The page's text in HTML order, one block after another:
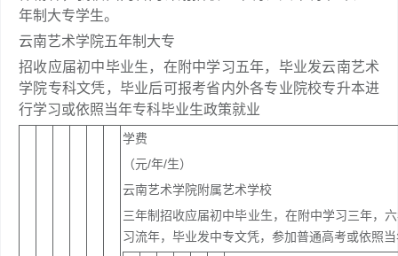
年制大专学生。
云南艺术学院五年制大专
招收应届初中毕业生，在附中学习五年，毕业发云南艺术
学院专科文凭，毕业后可报考省内外各专业院校专升本进
行学习或依照当年专科毕业生政策就业
学费
（元/年/生）
云南艺术学院附属艺术学校
三年制招收应届初中毕业生，在附中学习三年，
习流年，毕业发中专文凭，参加普通高考或依照